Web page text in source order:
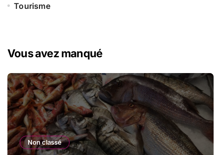
Tourisme
Vous avez manqué
Non classé